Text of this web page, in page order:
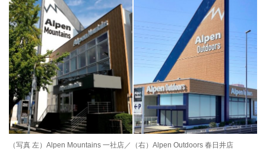
（写真 左）Alpen Mountains 一社店／（右）Alpen Outdoors 春日井店